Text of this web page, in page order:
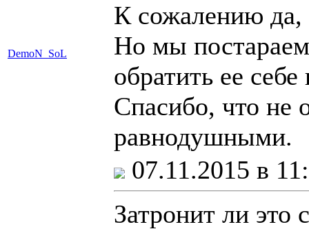
DemoN_SoL
К сожалению да,
Но мы
обратить ее
Спасибо, что не
равнодушными.
07.11.2015 в
Затронит ли это